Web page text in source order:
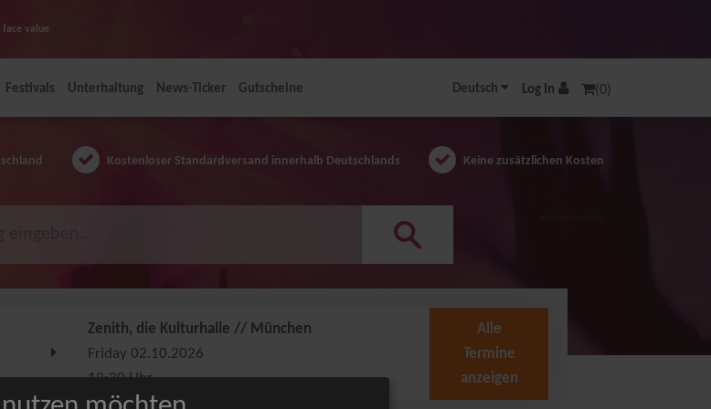
face value
Deutsch Log In (0)
Festivals Unterhaltung News-Ticker Gutscheine
Kostenloser Standardversand innerhalb Deutschlands Keine zusätzlichen Kosten
Zenith, die Kulturhalle // München
Friday 02.10.2026
19:30 Uhr
Alle
Termine
anzeigen